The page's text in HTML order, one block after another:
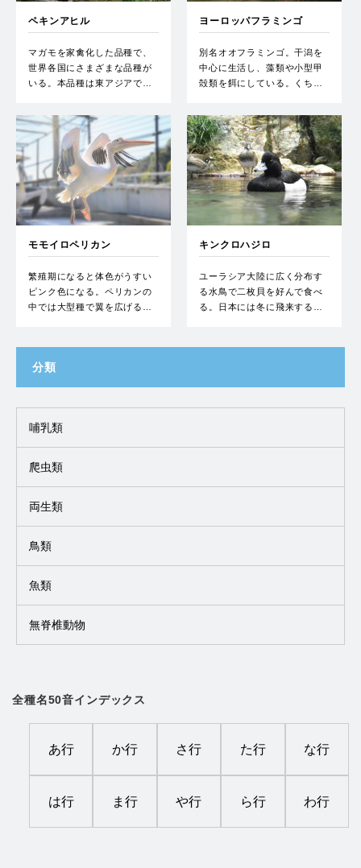
ペキンアヒル
マガモを家禽化した品種で、
世界各国にさまざまな品種が
いる。本品種は東アジアで…
ヨーロッパフラミンゴ
別名オオフラミンゴ。干潟を
中心に生活し、藻類や小型甲
殻類を餌にしている。くち…
モモイロペリカン
繁殖期になると体色がうすい
ピンク色になる。ペリカンの
中では大型種で翼を広げる…
キンクロハジロ
ユーラシア大陸に広く分布す
る水鳥で二枚貝を好んで食べ
る。日本には冬に飛来する…
分類
哺乳類
爬虫類
両生類
鳥類
魚類
無脊椎動物
全種名50音インデックス
あ行 か行 さ行 た行 な行
は行 ま行 や行 ら行 わ行